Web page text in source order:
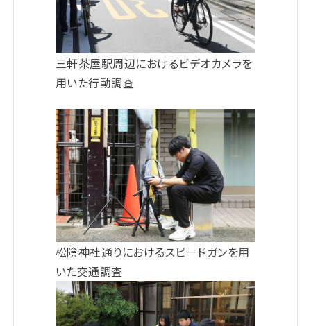
三軒茶屋駅周辺におけるビデオカメラを
用いた行動調査
松陰神社通りにおけるスピ－ドガンを用
いた交通調査